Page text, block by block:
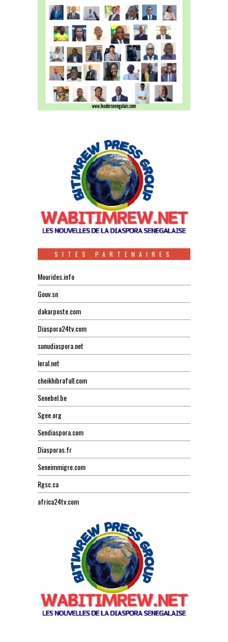
SITES PARTENAIRES
Mourides.info
Gouv.sn
dakarposte.com
Diaspora24tv.com
sunudiaspora.net
leral.net
cheikhibrafall.com
Senebel.be
Sgee.org
Sendiaspora.com
Diasporas.fr
Seneimmigre.com
Rgsc.ca
africa24tv.com